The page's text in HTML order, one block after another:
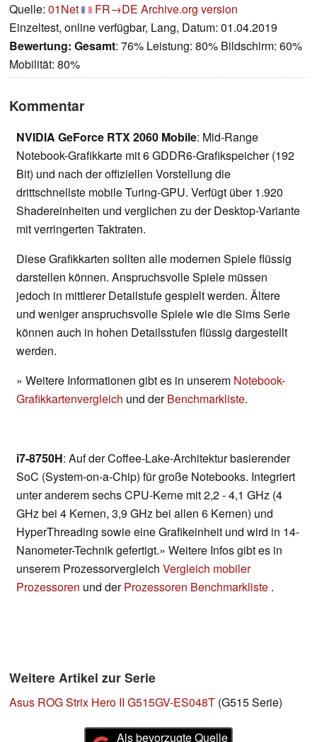
Quelle: 01Net FR→DE Archive.org version
Einzeltest, online verfügbar, Lang, Datum: 01.04.2019
Bewertung: Gesamt: 76% Leistung: 80% Bildschirm: 60%
Mobilität: 80%
Kommentar
NVIDIA GeForce RTX 2060 Mobile: Mid-Range
Notebook-Grafikkarte mit 6 GDDR6-Grafikspeicher (192
Bit) und nach der offiziellen Vorstellung die
drittschnellste mobile Turing-GPU. Verfügt über 1.920
Shadereinheiten und verglichen zu der Desktop-Variante
mit verringerten Taktraten.
Diese Grafikkarten sollten alle modernen Spiele flüssig
darstellen können. Anspruchsvolle Spiele müssen
jedoch in mittlerer Detailstufe gespielt werden. Ältere
und weniger anspruchsvolle Spiele wie die Sims Serie
können auch in hohen Detailsstufen flüssig dargestellt
werden.
» Weitere Informationen gibt es in unserem Notebook-
Grafikkartenvergleich und derBenchmarkliste.
i7-8750H: Auf der Coffee-Lake-Architektur basierender
SoC (System-on-a-Chip) für große Notebooks. Integriert
unter anderem sechs CPU-Kerne mit 2,2 - 4,1 GHz (4
GHz bei 4 Kernen, 3,9 GHz bei allen 6 Kernen) und
HyperThreading sowie eine Grafikeinheit und wird in 14-
Nanometer-Technik gefertigt.» Weitere Infos gibt es in
unserem Prozessorvergleich Vergleich mobiler
Prozessoren und derProzessoren Benchmarkliste .
Weitere Artikel zur Serie
Asus ROG Strix Hero II G515GV-ES048T (G515 Serie)
Als bevorzugte Quelle